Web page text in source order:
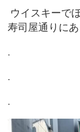
ウイスキーで
寿司屋通りに
.
.
.